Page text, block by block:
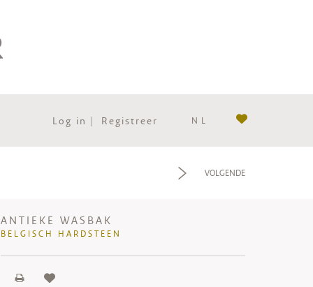
Log in | Registreer NL
f VOLGENDE
ANTIEKE WASBAK
BELGISCH HARDSTEEN